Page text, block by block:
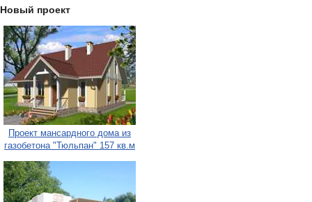
Новый проект
Проект мансардного дома из
газобетона "Тюльпан" 157 кв.м